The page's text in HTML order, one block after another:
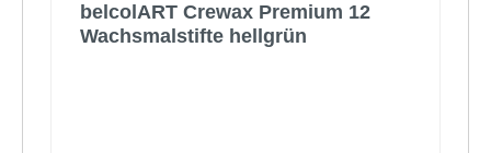
belcolART Crewax Premium 12
Wachsmalstifte hellgrün